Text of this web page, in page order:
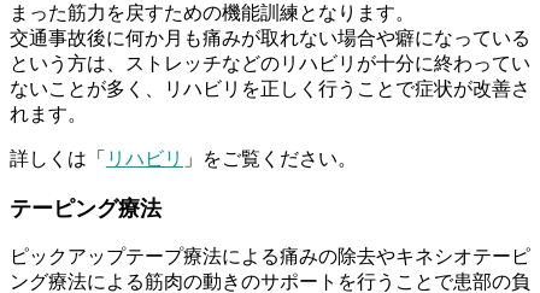
まった筋力を戻すための機能訓練となります。
交通事故後に何か月も痛みが取れない場合や癖になっている
という方は、ストレッチなどのリハビリが十分に終わってい
ないことが多く、リハビリを正しく行うことで症状が改善さ
れます。
詳しくは「 リハビリ 」をご覧ください。
テーピング療法
ピックアップテープ療法による痛みの除去やキネシオテーピ
ング療法による筋肉の動きのサポートを行うことで患部の負